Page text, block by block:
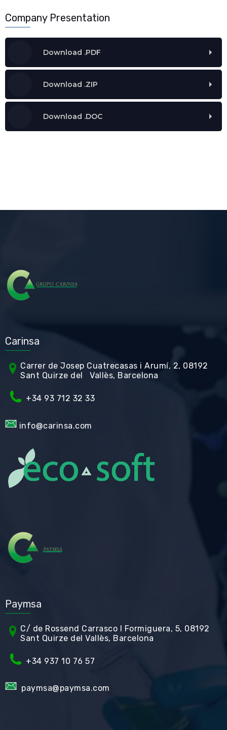
Company Presentation
Download .PDF
Download .ZIP
Download .DOC
Carinsa
Carrer de Josep Cuatrecasas i Arumí, 2, 08192
Sant Quirze del Vallès, Barcelona
+34 93 712 32 33
info@carinsa.com
Paymsa
C/ de Rossend Carrasco I Formiguera, 5, 08192
Sant Quirze del Vallès, Barcelona
+34 937 10 76 57
paymsa@paymsa.com